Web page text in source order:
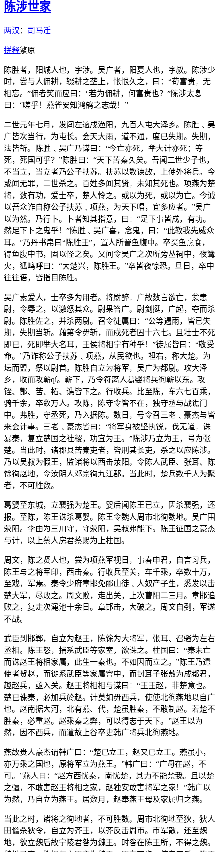
陈涉世家
两汉 ： 司马迁
拼释繁原
陈胜者，阳城人也，字涉。吴广者，阳夏人也，字叔。陈涉少
时，尝与人佣耕，辍耕之垄上，怅恨久之，曰：“苟富贵，无
相忘。”佣者笑而应曰：“若为佣耕，何富贵也？”陈涉太息
曰：“嗟乎！燕雀安知鸿鹄之志哉！”
二世元年七月，发闾左適戍渔阳，九百人屯大泽乡。陈胜﹑吴
广皆次当行，为屯长。会天大雨，道不通，度已失期。失期，
法皆斩。陈胜﹑吴广乃谋曰：“今亡亦死，举大计亦死；等
死，死国可乎？”陈胜曰：“天下苦秦久矣。吾闻二世少子也，
不当立，当立者乃公子扶苏。扶苏以数谏故，上使外将兵。今
或闻无罪，二世杀之。百姓多闻其贤，未知其死也。项燕为楚
将，数有功，爱士卒，楚人怜之。或以为死，或以为亡。今诚
以吾众诈自称公子扶苏﹑项燕，为天下唱，宜多应者。”吴广
以为然。乃行卜。卜者知其指意，曰：“足下事皆成，有功。
然足下卜之鬼乎！”陈胜﹑吴广喜，念鬼，曰：“此教我先威众
耳。”乃丹书帛曰“陈胜王”，置人所罾鱼腹中。卒买鱼烹食，
得鱼腹中书，固以怪之矣。又间令吴广之次所旁丛祠中，夜篝
火，狐鸣呼曰：“大楚兴，陈胜王。”卒皆夜惊恐。旦日，卒中
往往语，皆指目陈胜。
吴广素爱人，士卒多为用者。将尉醉，广故数言欲亡，忿恚
尉，令辱之，以激怒其众。尉果笞广。尉剑挺，广起，夺而杀
尉。陈胜佐之，并杀两尉。召令徒属曰：“公等遇雨，皆已失
期，失期当斩。藉第令毋斩，而戍死者固十六七。且壮士不死
即已，死即举大名耳，王侯将相宁有种乎！”徒属皆曰：“敬受
命。”乃诈称公子扶苏﹑项燕，从民欲也。袒右，称大楚。为
坛而盟，祭以尉首。陈胜自立为将军，吴广为都尉。攻大泽
乡，收而攻蕲qí。蕲下，乃令符离人葛婴将兵徇蕲以东。攻
铚、酂、苦、柘、谯皆下之。行收兵。比至陈，车六七百乘，
骑千余，卒数万人。攻陈，陈守令皆不在，独守丞与战谯门
中。弗胜，守丞死，乃入据陈。数日，号令召三老﹑豪杰与皆
来会计事。三老﹑豪杰皆曰：“将军身被坚执锐，伐无道，诛
暴秦，复立楚国之社稷，功宜为王。”陈涉乃立为王，号为张
楚。当此时，诸郡县苦秦吏者，皆刑其长吏，杀之以应陈涉。
乃以吴叔为假王，监诸将以西击荥阳。令陈人武臣、张耳、陈
馀徇赵地，令汝阴人邓宗徇九江郡。当此时，楚兵数千人为聚
者，不可胜数。
葛婴至东城，立襄强为楚王。婴后闻陈王已立，因杀襄强，还
报。至陈，陈王诛杀葛婴。陈王令魏人周市北徇魏地。吴广围
荥阳。李由为三川守，守荥阳，吴叔弗能下。陈王征国之豪杰
与计，以上蔡人房君蔡赐为上柱国。
周文，陈之贤人也，尝为项燕军视日，事春申君，自言习兵，
陈王与之将军印，西击秦。行收兵至关，车千乘，卒数十万，
至戏，军焉。秦令少府章邯免郦山徒﹑人奴产子生，悉发以击
楚大军，尽败之。周文败，走出关，止次曹阳二三月。章邯追
败之，复走次渑池十余日。章邯击，大破之。周文自刭，军遂
不战。
武臣到邯郸，自立为赵王，陈馀为大将军，张耳、召骚为左右
丞相。陈王怒，捕系武臣等家室，欲诛之。柱国曰：“秦未亡
而诛赵王将相家属，此生一秦也。不如因而立之。”陈王乃遣
使者贺赵，而徙系武臣等家属宫中，而封耳子张敖为成都君，
趣赵兵，亟入关。赵王将相相与谋曰：“王王赵，非楚意也。
楚已诛秦，必加兵於赵。计莫如毋西兵，使使北徇燕地以自广
也。赵南据大河，北有燕、代，楚虽胜秦，不敢制赵。若楚不
胜秦，必重赵。赵乘秦之弊，可以得志于天下。”赵王以为
然，因不西兵，而遣故上谷卒史韩广将兵北徇燕地。
燕故贵人豪杰谓韩广曰：“楚已立王，赵又已立王。燕虽小，
亦万乘之国也，原将军立为燕王。”韩广曰：“广母在赵，不
可。”燕人曰：“赵方西忧秦，南忧楚，其力不能禁我。且以楚
之彊，不敢害赵王将相之家，赵独安敢害将军之家！”韩广以
为然，乃自立为燕王。居数月，赵奉燕王母及家属归之燕。
当此之时，诸将之徇地者，不可胜数。周市北徇地至狄，狄人
田儋杀狄令，自立为齐王，以齐反击周市。市军散，还至魏
地，欲立魏后故宁陵君咎为魏王。时咎在陈王所，不得之魏。